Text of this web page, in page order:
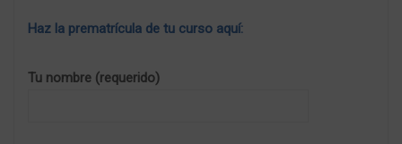
Haz la prematrícula de tu curso aquí:
Tu nombre (requerido)